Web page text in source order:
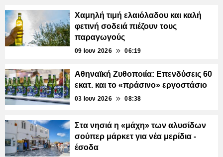
Χαμηλή τιμή ελαιόλαδου και καλή
φετινή σοδειά πιέζουν τους
παραγωγούς
09 Ιουν 2026 06:19
Αθηναϊκή Ζυθοποιία: Επενδύσεις 60
εκατ. και το «πράσινο» εργοστάσιο
03 Ιουν 2026 08:38
Στα νησιά η «μάχη» των αλυσίδων
σούπερ μάρκετ για νέα μερίδια -
έσοδα